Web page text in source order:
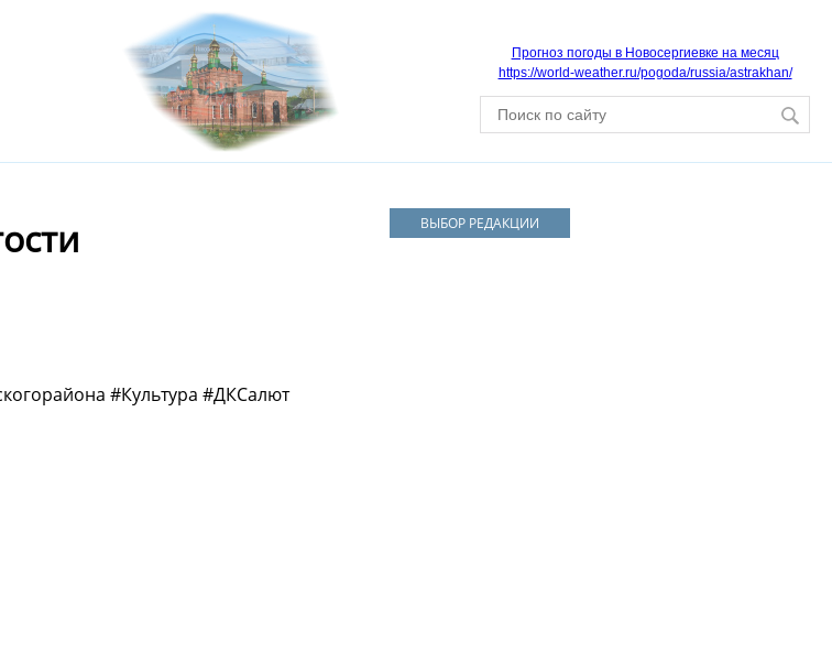
Прогноз погоды в Новосергиевке на месяц
https://world-weather.ru/pogoda/russia/astrakhan/
#Культура #ДКСалют
ВЫБОР РЕДАКЦИИ